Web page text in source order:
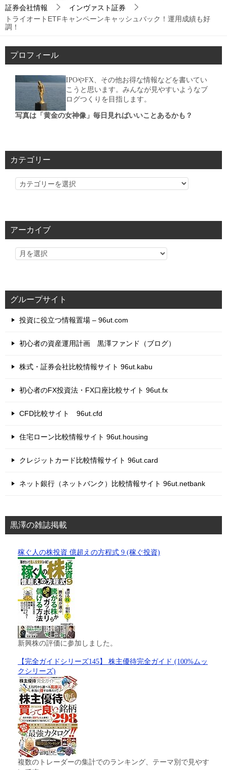
証券会社情報
インヴァスト証券
トライオートETFキャンペーンキャッシュバック！運用成績も好
調！
プロフィール
IPOやFX、その他お得な情報などを書いてい
こうと思います。みんなが見やすいようなブ
ログつくりを目指します。
写真は「黄金の女神像」毎日見ればいいことあるかも？
カテゴリー
カ
リ
アーカイブ
グループサイト
投資に役立つ情報置場 – 96ut.com
初心者の資産運用計画 黒澤ファンド（ブログ）
株式・証券会社比較情報サイト 96ut.kabu
初心者のFX投資法・FX口座比較サイト 96ut.fx
CFD比較サイト 96ut.cfd
住宅ローン比較情報サイト 96ut.housing
クレジットカード比較情報サイト 96ut.card
ネット銀行（ネットバンク）比較情報サイト 96ut.netbank
黒澤の雑誌掲載
稼ぐ人の株投資 億超えの方程式 9 (稼ぐ投資)
新興株の評価に参加しました。
【完全ガイドシリーズ145】 株主優待完全ガイド (100%ムッ
クシリーズ)
複数のトレーダーの集計でのランキング、テーマ別で見やす